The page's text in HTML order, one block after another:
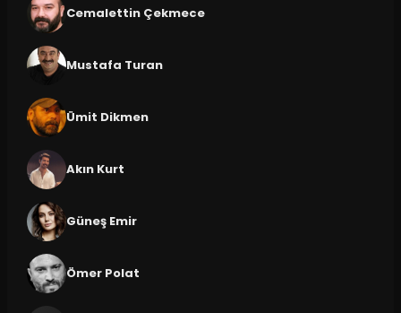
Cemalettin Çekmece
Mustafa Turan
Ümit Dikmen
Akın Kurt
Güneş Emir
Ömer Polat